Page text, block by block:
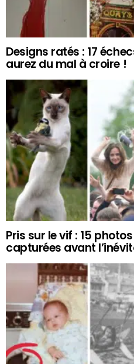
Designs ratés : 17
aurez du mal à croire !
Pris sur le vif : 15
capturées avant